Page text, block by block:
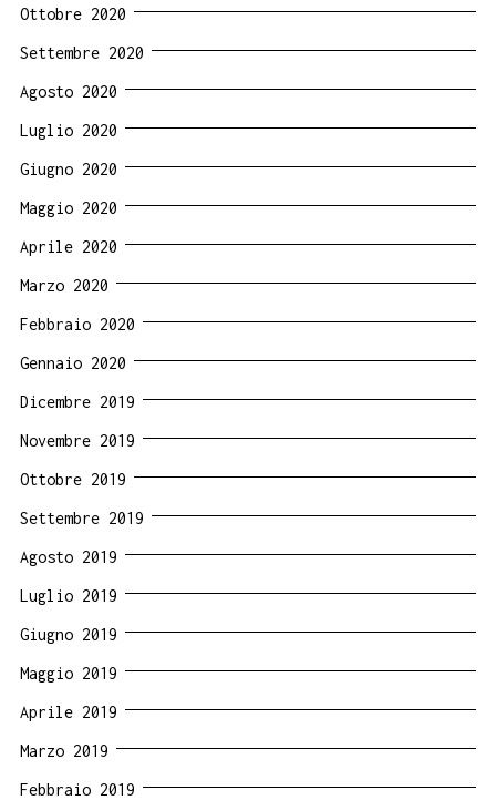
Ottobre 2020
Settembre 2020
Agosto 2020
Luglio 2020
Giugno 2020
Maggio 2020
Aprile 2020
Marzo 2020
Febbraio 2020
Gennaio 2020
Dicembre 2019
Novembre 2019
Ottobre 2019
Settembre 2019
Agosto 2019
Luglio 2019
Giugno 2019
Maggio 2019
Aprile 2019
Marzo 2019
Febbraio 2019